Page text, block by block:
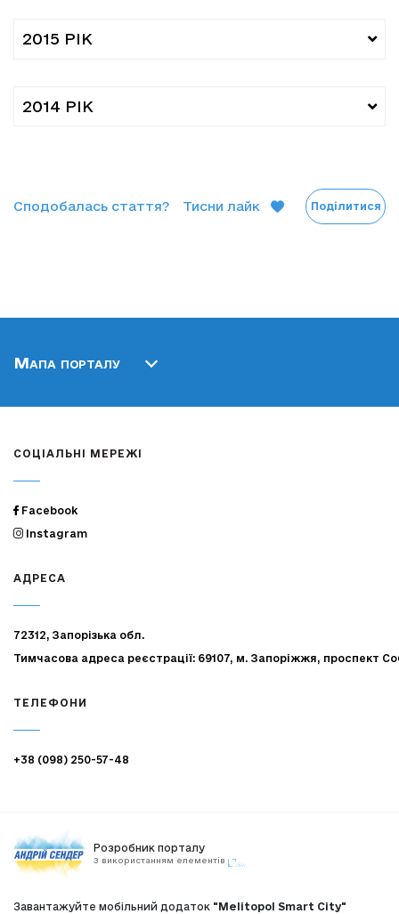
2015 РІК
2014 РІК
Сподобалась стаття? Тисни лайк Поділитися
Мапа порталу
СОЦІАЛЬНІ МЕРЕЖІ
Facebook
Instagram
АДРЕСА
72312, Запорізька обл.
Тимчасова адреса реєстрації: 69107, м. Запоріжжя, проспект
ТЕЛЕФОНИ
+38 (098) 250-57-48
Розробник порталу
З використанням елементів
Завантажуйте мобільний додаток "Melitopol Smart City"